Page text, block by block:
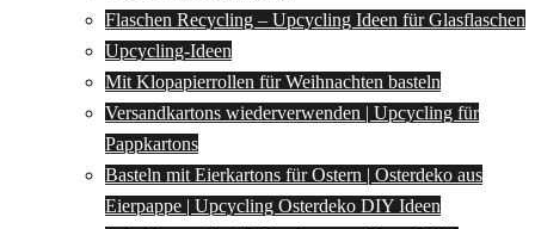
Flaschen Recycling – Upcycling Ideen für Glasflaschen
Upcycling-Ideen
Mit Klopapierrollen für Weihnachten basteln
Versandkartons wiederverwenden | Upcycling für
Pappkartons
Basteln mit Eierkartons für Ostern | Osterdeko aus
Eierpappe | Upcycling Osterdeko DIY Ideen